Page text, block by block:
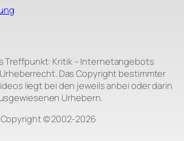
Treffpunkt: Kritik – Internetangebots
Das Copyright bestimmter
liegt bei den jeweils anbei oder darin
Urhebern.
Copyright © 2002‑2026